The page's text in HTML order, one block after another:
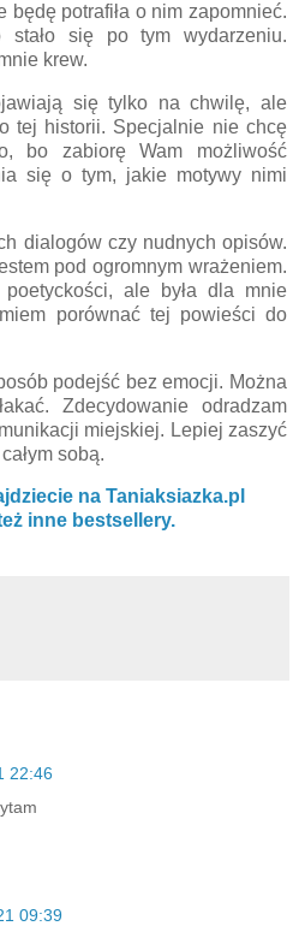
będę potrafiła o nim zapomnieć.
stało się po tym wydarzeniu.
krew.
się tylko na chwilę, ale
tej historii. Specjalnie nie chcę
bo zabiorę Wam możliwość
się o tym, jakie motywy nimi
dialogów czy nudnych opisów.
pod ogromnym wrażeniem.
ale była dla mnie
porównać tej powieści do
podejść bez emocji. Można
Zdecydowanie odradzam
miejskiej. Lepiej zaszyć
sobą.
na Taniaksiazka.pl
inne bestsellery.
22:46
09:39